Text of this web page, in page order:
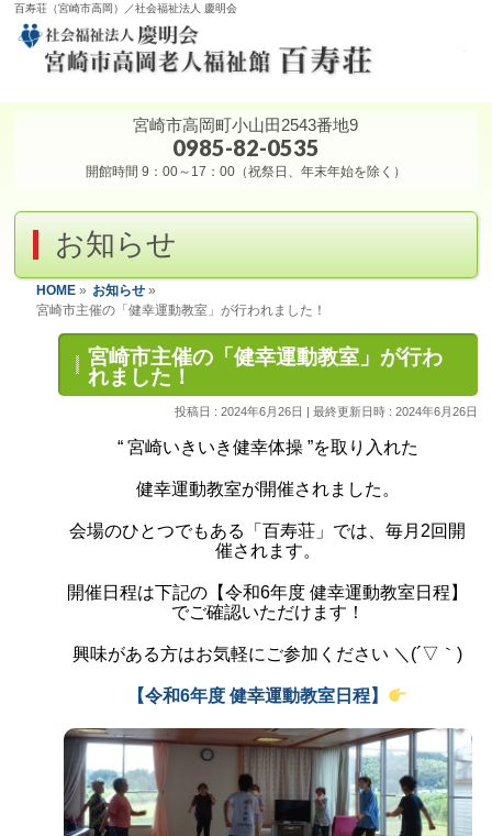
百寿荘（宮崎市高岡）／社会福祉法人 慶明会
宮崎市高岡町小山田2543番地9
0985-82-0535
開館時間 9：00～17：00（祝祭日、年末年始を除く）
お知らせ
HOME » お知らせ »
宮崎市主催の「健幸運動教室」が行われました！
宮崎市主催の「健幸運動教室」が行わ
れました！
投稿日 : 2024年6月26日 最終更新日時 : 2024年6月26日
“ 宮崎いきいき健幸体操 ”を取り入れた
健幸運動教室が開催されました。
会場のひとつでもある「百寿荘」では、毎月2回開
催されます。
開催日程は下記の【令和6年度 健幸運動教室日程 】
でご確認いただけます！
興味がある方はお気軽にご参加ください ＼(´▽｀)
【令和6年度 健幸運動教室日程】